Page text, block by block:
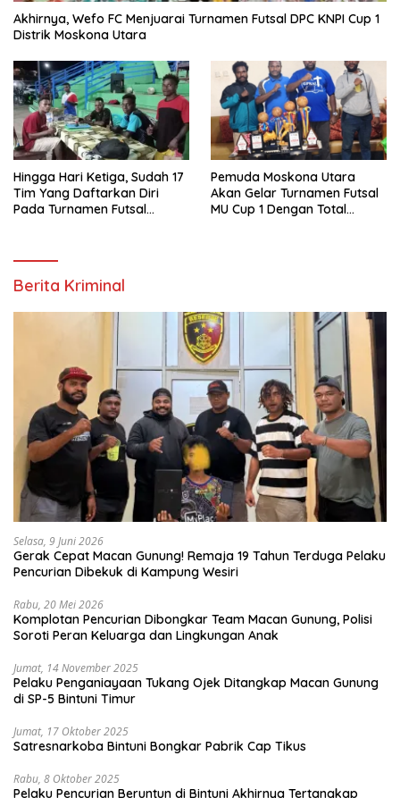
Akhirnya, Wefo FC Menjuarai Turnamen Futsal DPC KNPI Cup 1
Distrik Moskona Utara
Hingga Hari Ketiga, Sudah 17
Tim Yang Daftarkan Diri
Pada Turnamen Futsal
Pemuda Moskona Utara
Akan Gelar Turnamen Futsal
MU Cup 1 Dengan Total
Berita Kriminal
Selasa, 9 Juni 2026
Gerak Cepat Macan Gunung! Remaja 19 Tahun Terduga Pelaku
Pencurian Dibekuk di Kampung Wesiri
Rabu, 20 Mei 2026
Komplotan Pencurian Dibongkar Team Macan Gunung, Polisi
Soroti Peran Keluarga dan Lingkungan Anak
Jumat, 14 November 2025
Pelaku Penganiayaan Tukang Ojek Ditangkap Macan Gunung
di SP-5 Bintuni Timur
Jumat, 17 Oktober 2025
Satresnarkoba Bintuni Bongkar Pabrik Cap Tikus
Rabu, 8 Oktober 2025
Pelaku Pencurian Beruntun di Bintuni Akhirnya Tertangkap